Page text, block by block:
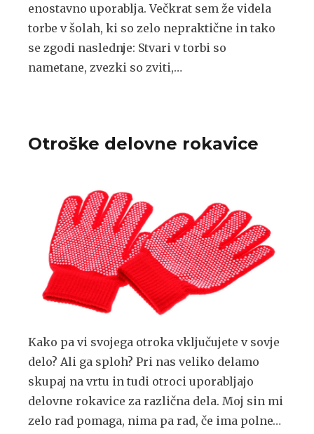
enostavno uporablja. Večkrat sem že videla
torbe v šolah, ki so zelo nepraktične in tako
se zgodi naslednje: Stvari v torbi so
nametane, zvezki so zviti,…
Otroške delovne rokavice
Kako pa vi svojega otroka vključujete v sovje
delo? Ali ga sploh? Pri nas veliko delamo
skupaj na vrtu in tudi otroci uporabljajo
delovne rokavice za različna dela. Moj sin mi
zelo rad pomaga, nima pa rad, če ima polne…